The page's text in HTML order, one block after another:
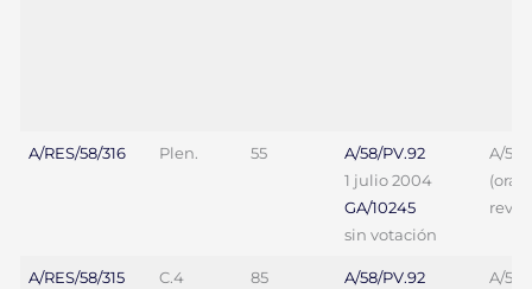
A/RES/58/316 Plen. 55
A/58/PV.92
1 julio 2004
GA/10245
sin votación
A/58/
A/RES/58/315 C.4 85
A/58/PV.92
A/58/